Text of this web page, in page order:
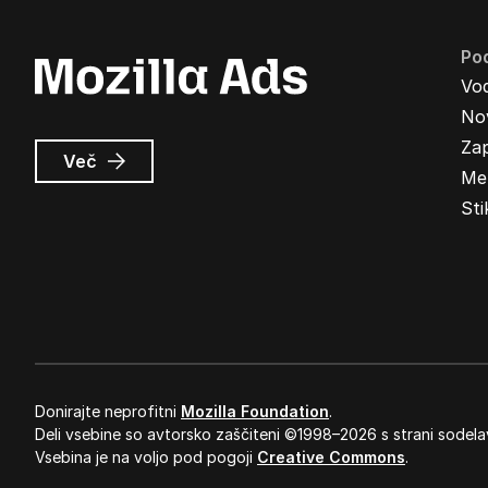
Več o
Oglasi
Donirajte neprofitni Mozilla Foundation.
Deli vsebine so avtorsko zaščiteni ©1998–2026 s strani
Vsebina je na voljo pod pogoji Creative Commons.